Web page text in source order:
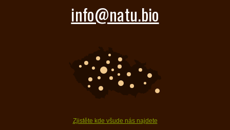
info@natu.bio
Zjistěte kde všude nás najdete